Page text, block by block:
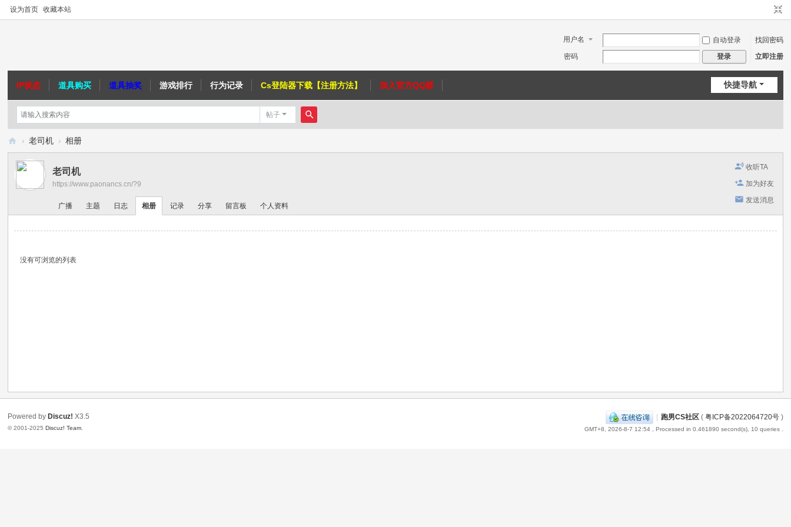
设为首页 收藏本站
用户名 自动登录
找回密码
密码
登录 立即注册
快捷导航
IP状态 道具购买 道具抽奖 游戏排行 行为记录 Cs登陆器下载【注册方法】 加入官方QQ群
帖子
搜
› 老司机 › 相册
收听TA
加为好友
发送消息
老司机
https://www.paonancs.cn/?9
广播 主题 日志 相册 记录 分享 留言板 个人资料
没有可浏览的列表
| 跑男CS社区( 粤ICP备2022064720号)
GMT+8, 2026-8-7 12:54, Processed in 0.461890 second(s), 10 queries .
Powered by Discuz! X3.5
© 2001-2025Discuz! Team